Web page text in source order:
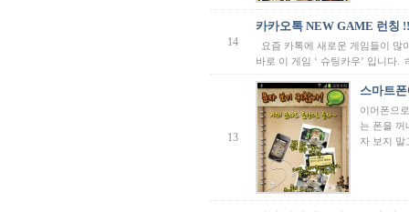
14
카카오톡 NEW GAME 런칭
요즘 카톡에 새로운 게임들이 많
바로 이 게임 ‘ 슈팅카우’ 입니다.
13
스마트
이어폰으
는 폰을 꺼
자 보지